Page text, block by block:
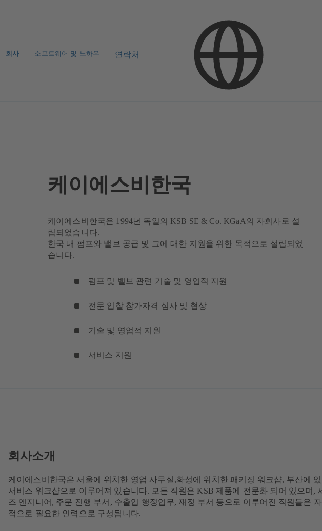
회사 소프트웨어 및 노하우 연락처
케이에스비한국
케이에스비한국은 1994년 독일의 KSB SE & Co. KGaA의 자회사로 설
립되었습니다.
한국 내 펌프와 밸브 공급 및 그에 대한 지원을 위한 목적으로 설립되었
습니다.
펌프 및 밸브 관련 기술 및 영업적 지원
전문 입찰 참가자격 심사 및 협상
기술 및 영업적 지원
서비스 지원
회사소개
케이에스비한국은 서울에 위치한 영업 사무실,화성에 위치한 패키징 워크샵, 부산에
서비스 워크샵으로 이루어져 있습니다. 모든 직원은 KSB 제품에 전문화 되어 있으며,
즈 엔지니어, 주문 진행 부서, 수출입 행정업무, 재정 부서 등으로 이루어진 직원들은
적으로 필요한 인력으로 구성됩니다.